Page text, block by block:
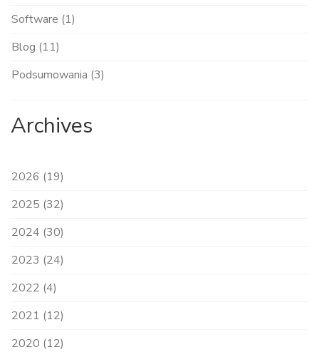
Software (1)
Blog (11)
Podsumowania (3)
Archives
2026 (19)
2025 (32)
2024 (30)
2023 (24)
2022 (4)
2021 (12)
2020 (12)